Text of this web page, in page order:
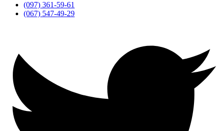
(097) 361-59-61
(067) 547-49-29